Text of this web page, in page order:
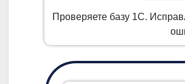
Проверяете базу 1С.